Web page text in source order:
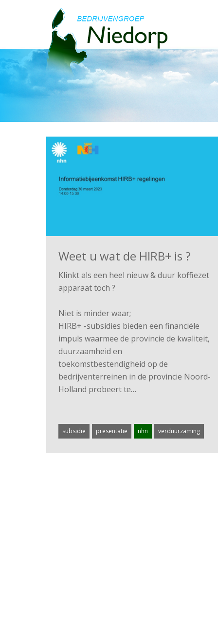
Weet u wat de HIRB+ is ?
Klinkt als een heel nieuw & duur koffiezet
apparaat toch ?
Niet is minder waar;
HIRB+ -subsidies bieden een financiële
impuls waarmee de provincie de kwaliteit,
duurzaamheid en
toekomstbestendigheid op de
bedrijventerreinen in de provincie Noord-
Holland probeert te…
subsidie presentatie nhn verduurzaming